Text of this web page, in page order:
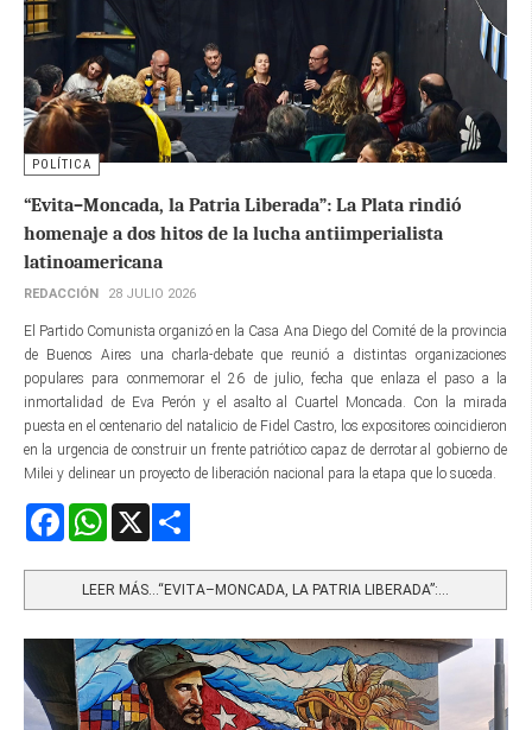
POLÍTICA
“Evita–Moncada, la Patria Liberada”: La Plata rindió
homenaje a dos hitos de la lucha antiimperialista
latinoamericana
REDACCIÓN 28 JULIO 2026
El Partido Comunista organizó en la Casa Ana Diego del Comité de la provincia
de Buenos Aires una charla-debate que reunió a distintas organizaciones
populares para conmemorar el 26 de julio, fecha que enlaza el paso a la
inmortalidad de Eva Perón y el asalto al Cuartel Moncada. Con la mirada
puesta en el centenario del natalicio de Fidel Castro, los expositores coincidieron
en la urgencia de construir un frente patriótico capaz de derrotar al gobierno de
Milei y delinear un proyecto de liberación nacional para la etapa que lo suceda.
FacebookWhatsApp
LEER MÁS…“EVITA–MONCADA, LA PATRIA LIBERADA”:...